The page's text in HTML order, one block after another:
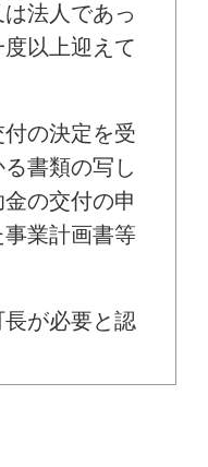
は法人であっ
以上迎えて
付の決定を受
書類の写し
の交付の申
業計画書等
長が必要と認